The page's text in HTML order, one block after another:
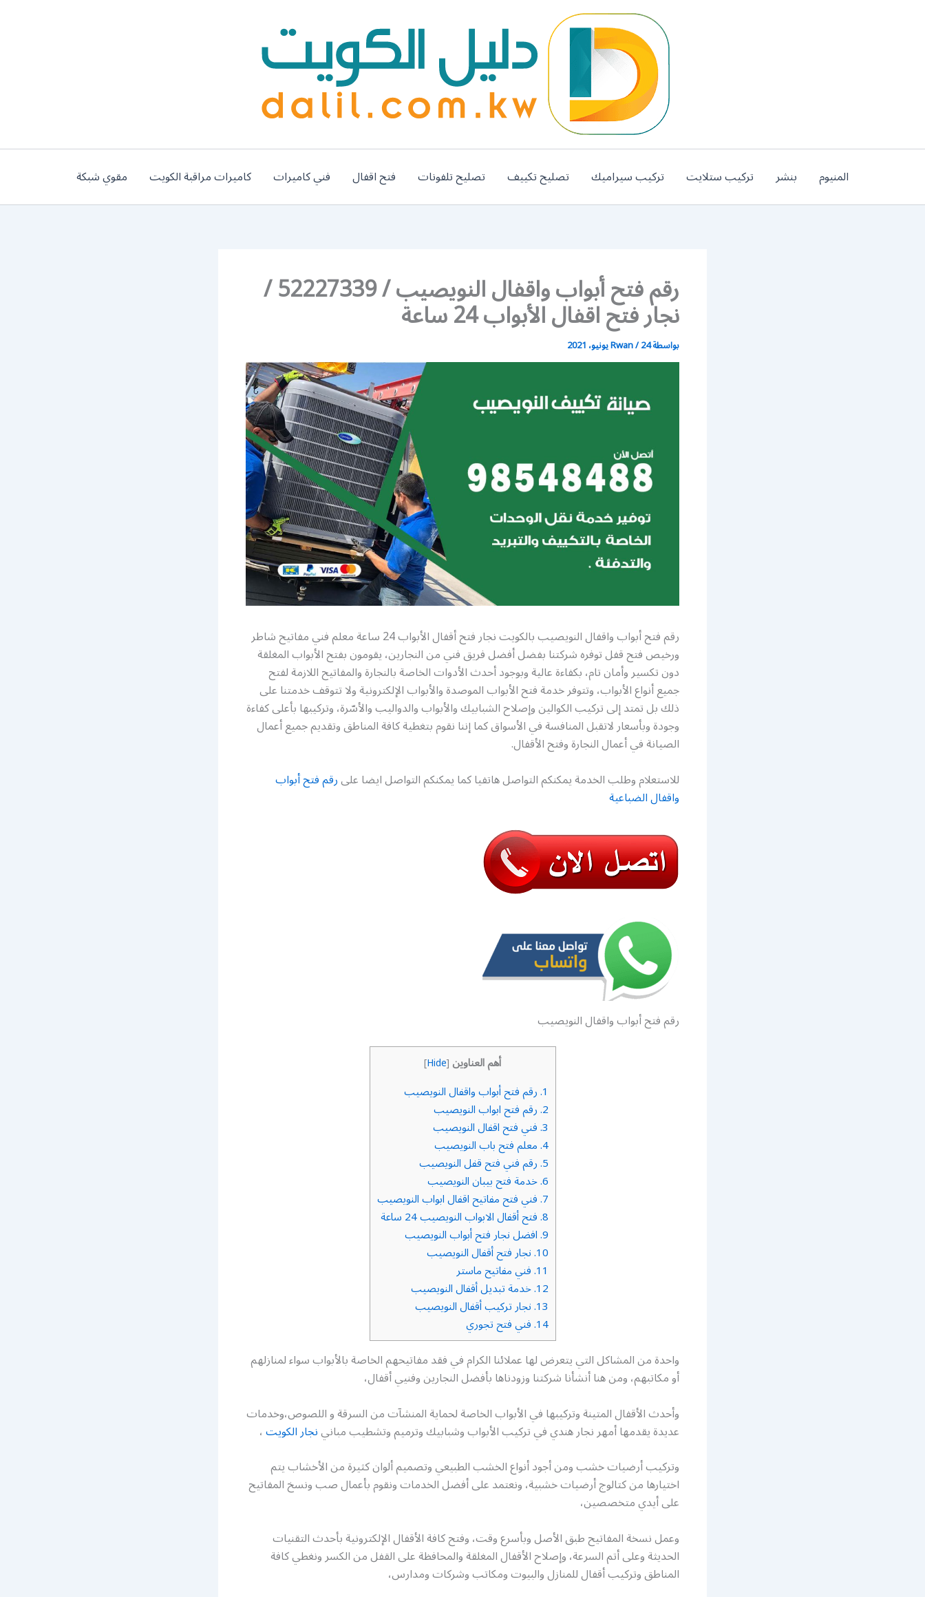
المنيوم بنشر تركيب ستلايت تركيب سيراميك تصليح تكييف تصليح تلفونات فتح اقفال فني كاميرات كاميرات مراقبة الكويت مقوي شبكة
رقم فتح أبواب واقفال النويصيب / 52227339 /
نجار فتح اقفال الأبواب 24 ساعة
بواسطة Rwan/24 يونيو، 2021
رقم فتح أبواب واقفال النويصيب بالكويت نجار فتح أقفال الأبواب 24 ساعة معلم فني مفاتيح شاطر
ورخيص فتح قفل توفره شركتنا بفضل أفضل فريق فني من النجارين، يقومون بفتح الأبواب المغلقة
دون تكسير وأمان تام، بكفاءة عالية وبوجود أحدث الأدوات الخاصة بالنجارة والمفاتيح اللازمة لفتح
جميع أنواع الأبواب، وتتوفر خدمة فتح الأبواب الموصدة والأبواب الإلكترونية ولا تتوقف خدمتنا على
ذلك بل تمتد إلى تركيب الكوالين وإصلاح الشبابيك والأبواب والدواليب والأسّرة، وتركيبها بأعلى كفاءة
وجودة وبأسعار لاتقبل المنافسة في الأسواق كما إننا نقوم بتغطية كافة المناطق وتقديم جميع أعمال
الصيانة في أعمال النجارة وفتح الأقفال.
للاستعلام وطلب الخدمة يمكنكم التواصل هاتفيا كما يمكنكم التواصل ايضا علىرقم فتح أبواب
واقفال الضباعية
رقم فتح أبواب واقفال النويصيب
أهم العناوين [
Hide
]
1. رقم فتح أبواب واقفال النويصيب
2. رقم فتح ابواب النويصيب
3. فني فتح اقفال النويصيب
4. معلم فتح باب النويصيب
5. رقم فني فتح قفل النويصيب
6. خدمة فتح بيبان النويصيب
7. فني فتح مفاتيح اقفال ابواب النويصيب
8. فتح أقفال الابواب النويصيب 24 ساعة
9. افضل نجار فتح أبواب النويصيب
10. نجار فتح أقفال النويصيب
11. فني مفاتيح ماستر
12. خدمة تبديل أقفال النويصيب
13. نجار تركيب أقفال النويصيب
14. فني فتح تجوري
واحدة من المشاكل التي يتعرض لها عملائنا الكرام في فقد مفاتيحهم الخاصة بالأبواب سواء لمنازلهم
أو مكاتبهم، ومن هنا أنشأنا شركتنا وزودناها بأفضل النجارين وفنيي أقفال،
وأحدث الأقفال المتينة وتركيبها في الأبواب الخاصة لحماية المنشآت من السرقة و اللصوص،وخدمات
عديدة يقدمها أمهر نجار هندي في تركيب الأبواب وشبابيك وترميم وتشطيب مبانينجار الكويت،
وتركيب أرضيات خشب ومن أجود أنواع الخشب الطبيعي وتصميم ألوان كثيرة من الأخشاب يتم
اختيارها من كتالوج أرضيات خشبية، ونعتمد على أفضل الخدمات ونقوم بأعمال صب ونسخ المفاتيح
على أيدي متخصصين،
وعمل نسخة المفاتيح طبق الأصل وبأسرع وقت، وفتح كافة الأقفال الإلكترونية بأحدث التقنيات
الحديثة وعلى أتم السرعة، وإصلاح الأقفال المغلقة والمحافظة على القفل من الكسر ونغطي كافة
المناطق وتركيب أقفال للمنازل والبيوت ومكاتب وشركات ومدارس،